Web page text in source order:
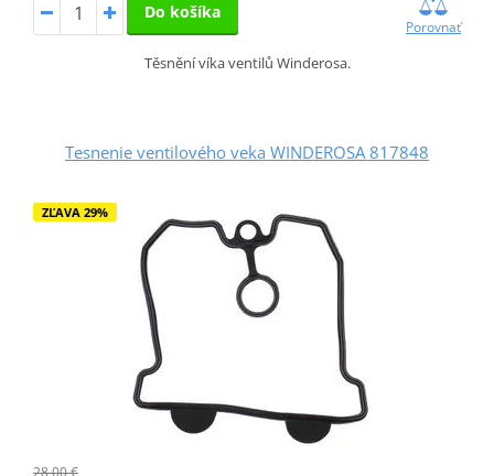
Do košíka
Porovnať
Těsnění víka ventilů Winderosa.
Tesnenie ventilového veka WINDEROSA 817848
ZĽAVA 29%
28,00 €